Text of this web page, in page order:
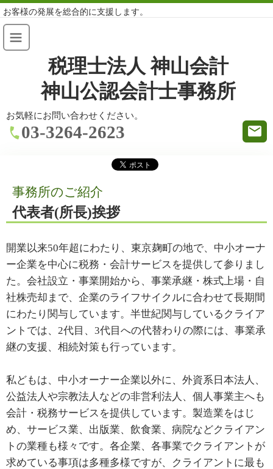
お客様の発展を総合的に支援します。
税理士法人 神山会計
神山公認会計士事務所
お気軽にお問い合わせください。
03-3264-2623
事務所のご紹介
代表者(所長)挨拶
開業以来50年超にわたり、東京麹町の地で、中小オーナ
ー企業を中心に税務・会計サービスを提供して参りまし
た。会社設立・事業開始から、事業承継・株式上場・自
社株売却まで、企業のライフサイクルに合わせて長期間
にわたり関与しています。半世紀関与しているクライア
ントでは、2代目、3代目への代替わりの際には、事業承
継の支援、相続対策も行っています。
私どもは、中小オーナー企業以外に、外資系日本法人、
公益法人や宗教法人などの非営利法人、個人事業主へも
会計・税務サービスを提供しています。製造業をはじ
め、サービス業、出版業、飲食業、病院などクライアン
トの業種も様々です。各企業、各事業でクライアントが
求めている事項は多種多様ですが、クライアントに最も